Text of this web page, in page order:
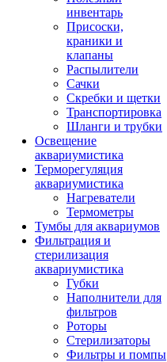
инвентарь
Присоски,
краники и
клапаны
Распылители
Сачки
Скребки и щетки
Транспортировка
Шланги и трубки
Освещение
аквариумистика
Терморегуляция
аквариумистика
Нагреватели
Термометры
Тумбы для аквариумов
Фильтрация и
стерилизация
аквариумистика
Губки
Наполнители для
фильтров
Роторы
Стерилизаторы
Фильтры и помпы